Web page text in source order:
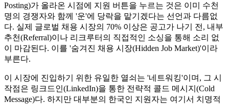
Posting)가 올라온 시점에 지원 버튼을 누르는 것은 이미 수천
명의 경쟁자와 함께 '운'에 당락을 맡기겠다는 선언과 다름없
다. 실제 글로벌 채용 시장의 70% 이상은 공고가 나기 전, 내부
추천(Referral)이나 리크루터의 직접적인 소싱을 통해 소리 없
이 마감된다. 이를 '숨겨진 채용 시장(Hidden Job Market)'이라
부른다.
이 시장에 진입하기 위한 유일한 열쇠는 '네트워킹'이며, 그 시
작점은 링크드인(LinkedIn)을 통한 전략적 콜드 메시지(Cold
Message)다. 하지만 대부분의 한국인 지원자는 여기서 치명적